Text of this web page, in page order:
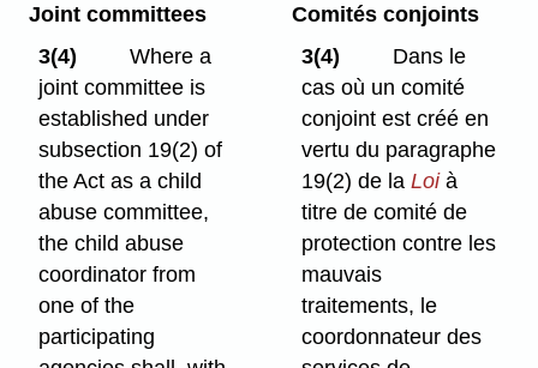
Joint committees
3(4)
Where a
joint committee is
established under
subsection 19(2) of
the Act as a child
abuse committee,
the child abuse
coordinator from
one of the
participating
Comités conjoints
3(4)
Dans le
cas où un comité
conjoint est créé en
vertu du paragraphe
19(2) de laLoià
titre de comité de
protection contre les
mauvais
traitements, le
coordonnateur des